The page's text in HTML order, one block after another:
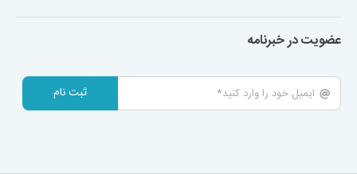
عضویت در خبرنامه
ثبت نام